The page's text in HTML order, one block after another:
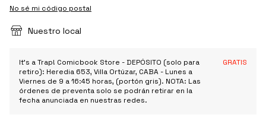
No sé mi código postal
Nuestro local
It's a Trap! Comicbook Store - DEPÓSITO (solo para
retiro): Heredia 653, Villa Ortúzar, CABA - Lunes a
Viernes de 9 a 16:45 horas, (portón gris). NOTA: Las
órdenes de preventa solo se podrán retirar en la
fecha anunciada en nuestras redes.
GRATIS